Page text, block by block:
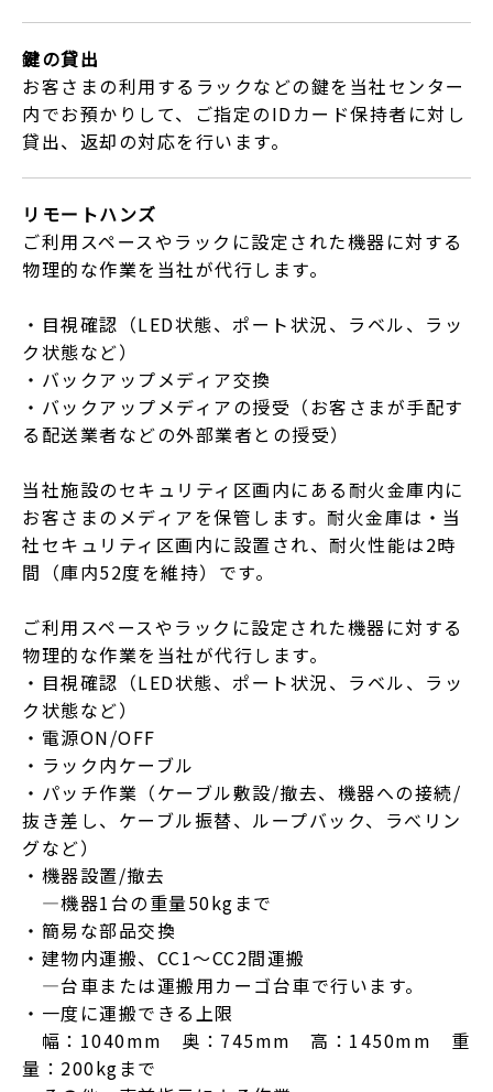
鍵の貸出
お客さまの利用するラックなどの鍵を当社センター
内でお預かりして、ご指定のIDカード保持者に対し
貸出、返却の対応を行います。
リモートハンズ
ご利用スペースやラックに設定された機器に対する
物理的な作業を当社が代行します。
・目視確認（LED状態、ポート状況、ラベル、ラッ
ク状態など）
・バックアップメディア交換
・バックアップメディアの授受（お客さまが手配す
る配送業者などの外部業者との授受）
当社施設のセキュリティ区画内にある耐火金庫内に
お客さまのメディアを保管します。耐火金庫は・当
社セキュリティ区画内に設置され、耐火性能は2時
間（庫内52度を維持）です。
ご利用スペースやラックに設定された機器に対する
物理的な作業を当社が代行します。
・目視確認（LED状態、ポート状況、ラベル、ラッ
ク状態など）
・電源ON/OFF
・ラック内ケーブル
・パッチ作業（ケーブル敷設/撤去、機器への接続/
抜き差し、ケーブル振替、ループバック、ラべリン
グなど）
・機器設置/撤去
—機器1台の重量50kgまで
・簡易な部品交換
・建物内運搬、CC1～CC2間運搬
—台車または運搬用カーゴ台車で行います。
・一度に運搬できる上限
幅：1040mm 奥：745mm 高：1450mm 重
量：200kgまで